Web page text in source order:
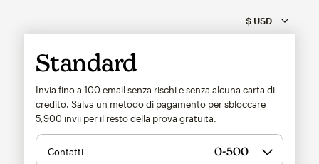
Standard
Invia fino a 100 email senza rischi e senza alcuna carta di
credito. Salva un metodo di pagamento per sbloccare
5,900 invii per il resto della prova gratuita.
Contatti